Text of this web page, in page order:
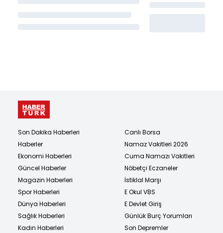
Son Dakika Haberleri
Haberler
Ekonomi Haberleri
Güncel Haberler
Magazin Haberleri
Spor Haberleri
Dünya Haberleri
Sağlık Haberleri
Kadın Haberleri
Canlı Borsa
Namaz Vakitleri 2026
Cuma Namazı Vakitleri
Nöbetçi Eczaneler
İstiklal Marşı
E Okul VBS
E Devlet Giriş
Günlük Burç Yorumları
Son Depremler